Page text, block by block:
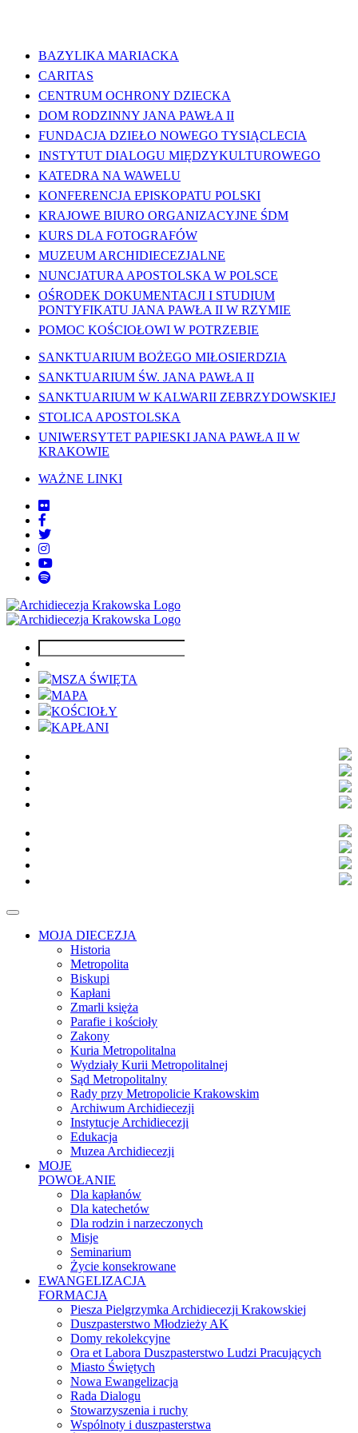
BAZYLIKA MARIACKA
CARITAS
CENTRUM OCHRONY DZIECKA
DOM RODZINNY JANA PAWŁA II
FUNDACJA DZIEŁO NOWEGO TYSIĄCLECIA
INSTYTUT DIALOGU MIĘDZYKULTUROWEGO
KATEDRA NA WAWELU
KONFERENCJA EPISKOPATU POLSKI
KRAJOWE BIURO ORGANIZACYJNE ŚDM
KURS DLA FOTOGRAFÓW
MUZEUM ARCHIDIECEZJALNE
NUNCJATURA APOSTOLSKA W POLSCE
OŚRODEK DOKUMENTACJI I STUDIUM
PONTYFIKATU JANA PAWŁA II W RZYMIE
POMOC KOŚCIOŁOWI W POTRZEBIE
SANKTUARIUM BOŻEGO MIŁOSIERDZIA
SANKTUARIUM ŚW. JANA PAWŁA II
SANKTUARIUM W KALWARII ZEBRZYDOWSKIEJ
STOLICA APOSTOLSKA
UNIWERSYTET PAPIESKI JANA PAWŁA II W
KRAKOWIE
WAŻNE LINKI
MSZA ŚWIĘTA
MAPA
KOŚCIOŁY
KAPŁANI
MOJA DIECEZJA
Historia
Metropolita
Biskupi
Kapłani
Zmarli księża
Parafie i kościoły
Zakony
Kuria Metropolitalna
Wydziały Kurii Metropolitalnej
Sąd Metropolitalny
Rady przy Metropolicie Krakowskim
Archiwum Archidiecezji
Instytucje Archidiecezji
Edukacja
Muzea Archidiecezji
MOJE
POWOŁANIE
Dla kapłanów
Dla katechetów
Dla rodzin i narzeczonych
Misje
Seminarium
Życie konsekrowane
EWANGELIZACJA
FORMACJA
Piesza Pielgrzymka Archidiecezji Krakowskiej
Duszpasterstwo Młodzieży AK
Domy rekolekcyjne
Ora et Labora Duszpasterstwo Ludzi Pracujących
Miasto Świętych
Nowa Ewangelizacja
Rada Dialogu
Stowarzyszenia i ruchy
Wspólnoty i duszpasterstwa